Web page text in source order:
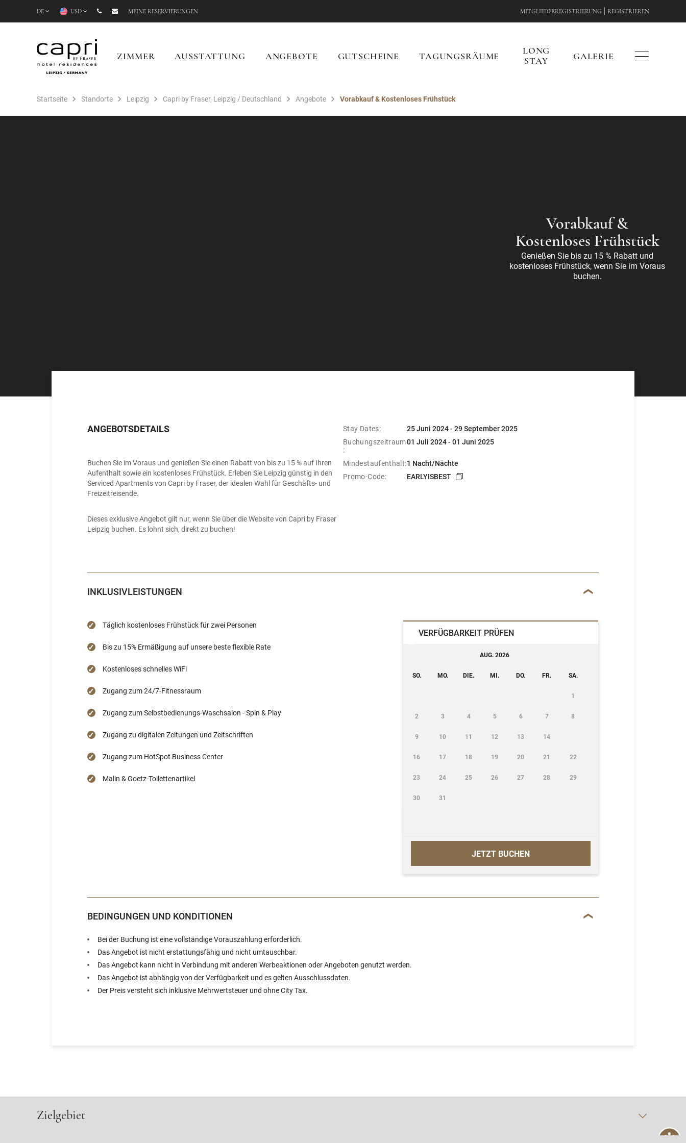
DE USD MEINE RESERVIERUNGEN MITGLIEDERREGISTRIERUNG REGISTRIEREN
ZIMMER AUSSTATTUNG ANGEBOTE GUTSCHEINE TAGUNGSRÄUME
LONG
STAY
GALERIE
Startseite Standorte Leipzig Capri by Fraser, Leipzig / Deutschland Angebote Vorabkauf & Kostenloses Frühstück
Vorabkauf &
Kostenloses Frühstück
Genießen Sie bis zu 15 % Rabatt und
kostenloses Frühstück, wenn Sie im Voraus
buchen.
ANGEBOTSDETAILS
Buchen Sie im Voraus und genießen Sie einen Rabatt von bis zu 15 % auf Ihren
Aufenthalt sowie ein kostenloses Frühstück. Erleben Sie Leipzig günstig in den
Serviced Apartments von Capri by Fraser, der idealen Wahl für Geschäfts- und
Freizeitreisende.
Dieses exklusive Angebot gilt nur, wenn Sie über die Website von Capri by Fraser
Leipzig buchen. Es lohnt sich, direkt zu buchen!
Stay Dates:
25 Juni 2024 - 29 September 2025
Buchungszeitraum
:
01 Juli 2024 - 01 Juni 2025
Mindestaufenthalt:1 Nacht/Nächte
Promo-Code:
EARLYISBEST
INKLUSIVLEISTUNGEN
Täglich kostenloses Frühstück für zwei Personen
Bis zu 15% Ermäßigung auf unsere beste flexible Rate
Kostenloses schnelles WiFi
Zugang zum 24/7-Fitnessraum
Zugang zum Selbstbedienungs-Waschsalon - Spin & Play
Zugang zu digitalen Zeitungen und Zeitschriften
Zugang zum HotSpot Business Center
Malin & Goetz-Toilettenartikel
VERFÜGBARKEIT PRÜFEN
JETZT BUCHEN
AUG. 2026
SO. MO. DIE. MI. DO. FR. SA.
1
2 3 4 5 6 7 8
9 10 11 12 13 14
16 17 18 19 20 21 22
23 24 25 26 27 28 29
30 31
BEDINGUNGEN UND KONDITIONEN
Bei der Buchung ist eine vollständige Vorauszahlung erforderlich.
Das Angebot ist nicht erstattungsfähig und nicht umtauschbar.
Das Angebot kann nicht in Verbindung mit anderen Werbeaktionen oder Angeboten genutzt werden.
Das Angebot ist abhängig von der Verfügbarkeit und es gelten Ausschlussdaten.
Der Preis versteht sich inklusive Mehrwertsteuer und ohne City Tax.
Zielgebiet